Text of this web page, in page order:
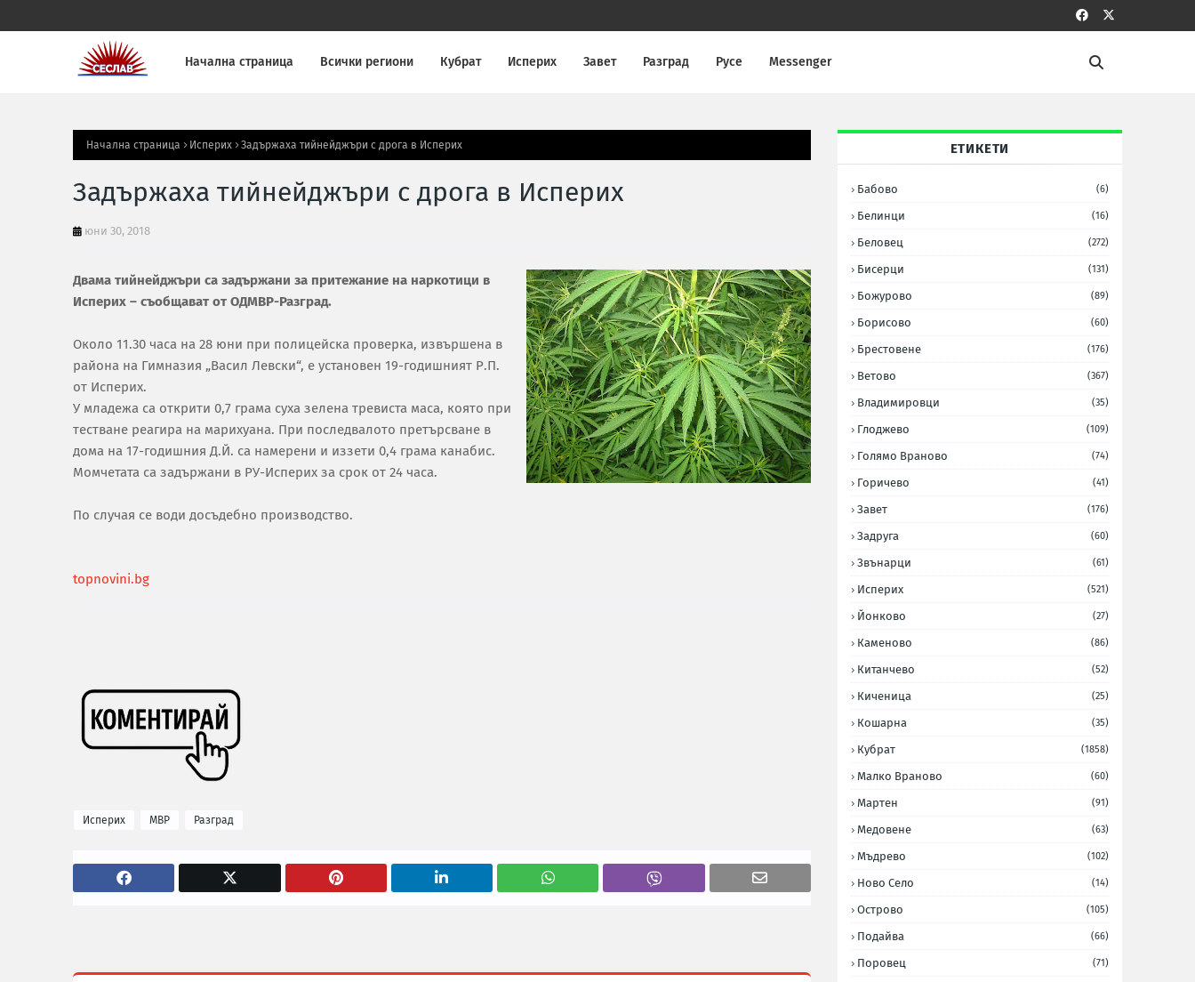
Начална страница Всички региони Кубрат Исперих Завет Разград Русе Messenger
Начална страница Исперих Задържаха тийнейджъри с дрога в Исперих
Задържаха тийнейджъри с дрога в Исперих
юни 30, 2018
Двама тийнейджъри са задържани за притежание на наркотици в
Исперих – съобщават от ОДМВР-Разград.
Около 11.30 часа на 28 юни при полицейска проверка, извършена в
района на Гимназия „Васил Левски“, е установен 19-годишният Р.П.
от Исперих.
У младежа са открити 0,7 грама суха зелена тревиста маса, която при
тестване реагира на марихуана. При последвалото претърсване в
дома на 17-годишния Д.Й. са намерени и иззети 0,4 грама канабис.
Момчетата са задържани в РУ-Исперих за срок от 24 часа.
По случая се води досъдебно производство.
topnovini.bg
Исперих МВР Разград
ЕТИКЕТИ
Бабово (6)
Белинци (16)
Беловец (272)
Бисерци (131)
Божурово (89)
Борисово (60)
Брестовене (176)
Ветово (367)
Владимировци (35)
Глоджево (109)
Голямо Враново (74)
Горичево (41)
Завет (176)
Задруга (60)
Звънарци (61)
Исперих (521)
Йонково (27)
Каменово (86)
Китанчево (52)
Киченица (25)
Кошарна (35)
Кубрат (1858)
Малко Враново (60)
Мартен (91)
Медовене (63)
Мъдрево (102)
Ново Село (14)
Острово (105)
Подайва (66)
Поровец (71)